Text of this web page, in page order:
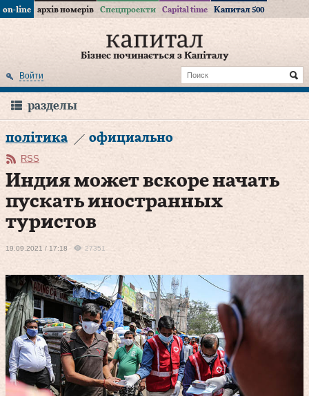
on-line архів номерів Спецпроекти Capital time Капитал 500
Бізнес починається з Капіталу
Войти
разделы
політика официально
RSS
Индия может вскоре начать
пускать иностранных
туристов
19.09.2021 / 17:18 27351